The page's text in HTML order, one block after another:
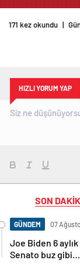
171 kez okundu |
HIZLI YORUM YAP
SON
GÜNDEM 07
Joe Biden 6
Senato buz gibi…